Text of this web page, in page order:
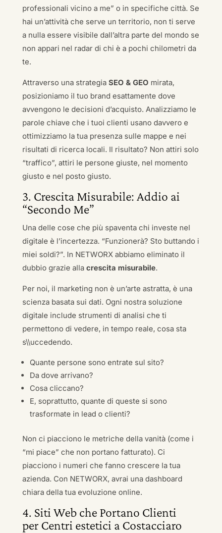
professionali vicino a me” o in specifiche città. Se
hai un’attività che serve un territorio, non ti serve
a nulla essere visibile dall’altra parte del mondo se
non appari nel radar di chi è a pochi chilometri da
te.
Attraverso una strategia SEO & GEO mirata,
posizioniamo il tuo brand esattamente dove
avvengono le decisioni d’acquisto. Analizziamo le
parole chiave che i tuoi clienti usano davvero e
ottimizziamo la tua presenza sulle mappe e nei
risultati di ricerca locali. Il risultato? Non attiri solo
“traffico”, attiri le persone giuste, nel momento
giusto e nel posto giusto.
3. Crescita Misurabile: Addio ai
“Secondo Me”
Una delle cose che più spaventa chi investe nel
digitale è l’incertezza. “Funzionerà? Sto buttando i
miei soldi?”. In NETWORX abbiamo eliminato il
dubbio grazie alla crescita misurabile.
Per noi, il marketing non è un’arte astratta, è una
scienza basata sui dati. Ogni nostra soluzione
digitale include strumenti di analisi che ti
permettono di vedere, in tempo reale, cosa sta
s\\uccedendo.
Quante persone sono entrate sul sito?
Da dove arrivano?
Cosa cliccano?
E, soprattutto, quante di queste si sono
trasformate in lead o clienti?
Non ci piacciono le metriche della vanità (come i
“mi piace” che non portano fatturato). Ci
piacciono i numeri che fanno crescere la tua
azienda. Con NETWORX, avrai una dashboard
chiara della tua evoluzione online.
4. Siti Web che Portano Clienti
per Centri estetici a Costacciaro